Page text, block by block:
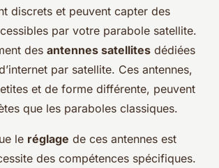
discrets et peuvent capter des
par votre parabole satellite.
des antennes satellites dédiées
par satellite. Ces antennes,
et de forme différente, peuvent
que les paraboles classiques.
le réglage de ces antennes est
des compétences spécifiques.